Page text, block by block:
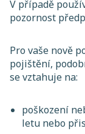
V případě
pozornost
Pro vaše nově
pojištění,
se vztahuje na:
poškození
letu nebo